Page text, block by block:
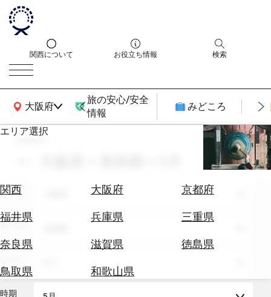
関西について お役立ち情報 検索
大阪府
関西広域MAP
旅の安心/安全
情報
みどころ
エリア選択
関西 大阪府
京都府
福井県
兵庫県
三重県
奈良県
滋賀県
徳島県
鳥取県
和歌山県
エ
券
テ
を
search
エリア
テーマ
時期